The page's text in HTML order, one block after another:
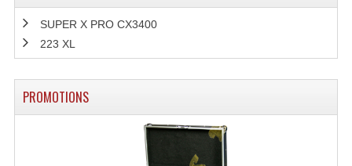
Changeurs De Couleurs
Déco Light
Effets LASERS
SUPER X PRO CX3400
223 XL
PROMOTIONS